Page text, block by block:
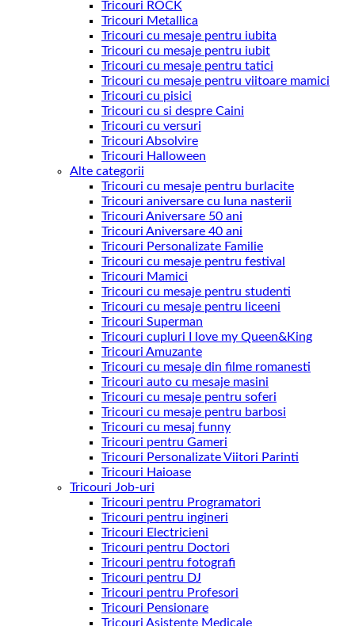
Tricouri ROCK
Tricouri Metallica
Tricouri cu mesaje pentru iubita
Tricouri cu mesaje pentru iubit
Tricouri cu mesaje pentru tatici
Tricouri cu mesaje pentru viitoare mamici
Tricouri cu pisici
Tricouri cu si despre Caini
Tricouri cu versuri
Tricouri Absolvire
Tricouri Halloween
Alte categorii
Tricouri cu mesaje pentru burlacite
Tricouri aniversare cu luna nasterii
Tricouri Aniversare 50 ani
Tricouri Aniversare 40 ani
Tricouri Personalizate Familie
Tricouri cu mesaje pentru festival
Tricouri Mamici
Tricouri cu mesaje pentru studenti
Tricouri cu mesaje pentru liceeni
Tricouri Superman
Tricouri cupluri I love my Queen&King
Tricouri Amuzante
Tricouri cu mesaje din filme romanesti
Tricouri auto cu mesaje masini
Tricouri cu mesaje pentru soferi
Tricouri cu mesaje pentru barbosi
Tricouri cu mesaj funny
Tricouri pentru Gameri
Tricouri Personalizate Viitori Parinti
Tricouri Haioase
Tricouri Job-uri
Tricouri pentru Programatori
Tricouri pentru ingineri
Tricouri Electricieni
Tricouri pentru Doctori
Tricouri pentru fotografi
Tricouri pentru DJ
Tricouri pentru Profesori
Tricouri Pensionare
Tricouri Asistente Medicale